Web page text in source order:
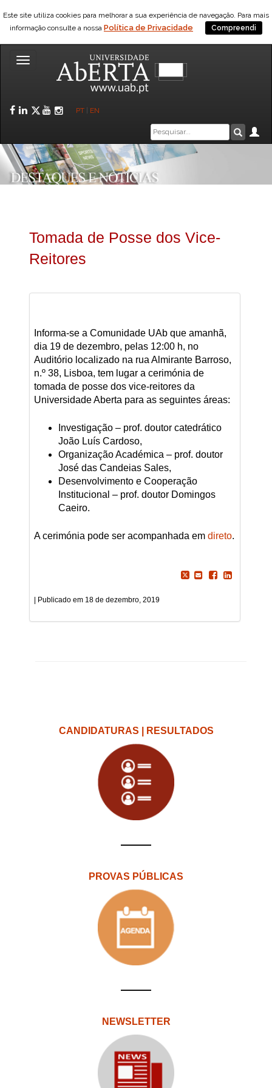
Este site utiliza cookies para melhorar a sua experiência de navegação. Para mais
informação consulte a nossa Política de Privacidade Compreendi
Toggle
Facebook
LinkedIn
Twitter
YouTube
Instagram
PT EN
Caixa
de
pesquisa
Tomada de Posse dos Vice-
Reitores
Informa-se a Comunidade UAb que amanhã,
dia 19 de dezembro, pelas 12:00 h, no
Auditório localizado na rua Almirante Barroso,
n.º 38, Lisboa, tem lugar a cerimónia de
tomada de posse dos vice-reitores da
Universidade Aberta para as seguintes áreas:
Investigação – prof. doutor catedrático
João Luís Cardoso,
Organização Académica – prof. doutor
José das Candeias Sales,
Desenvolvimento e Cooperação
Institucional – prof. doutor Domingos
Caeiro.
A cerimónia pode ser acompanhada em direto.
18 de dezembro, 2019
CANDIDATURAS | RESULTADOS
PROVAS PÚBLICAS
NEWSLETTER